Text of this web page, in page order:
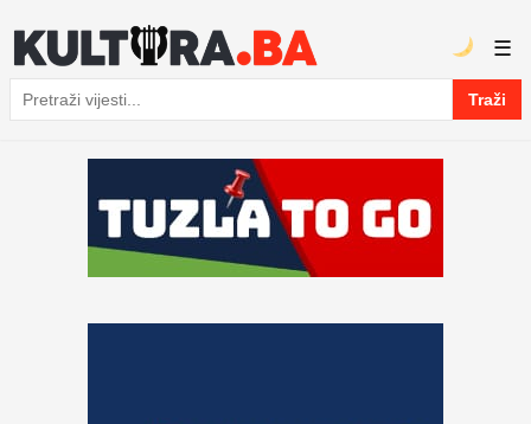
Pretraga
Traži
☰